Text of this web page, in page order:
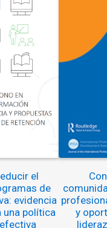
el
de
evidencia
una política
y